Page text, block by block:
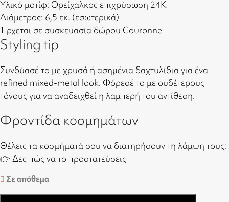
Υλικό μοτίφ: Ορείχαλκος επιχρύσωση 24Κ
Διάμετρος: 6,5 εκ. (εσωτερικά)
Έρχεται σε συσκευασία δώρου Couronne
Styling tip
Συνδύασέ το με χρυσά ή ασημένια δαχτυλίδια για ένα
refined mixed-metal look. Φόρεσέ το με ουδέτερους
τόνους για να αναδειχθεί η λαμπερή του αντίθεση.
Φροντίδα κοσμημάτων
Θέλεις τα κοσμήματά σου να διατηρήσουν τη λάμψη τους;
👉 Δες πώς να το προστατεύσεις
Σε απόθεμα